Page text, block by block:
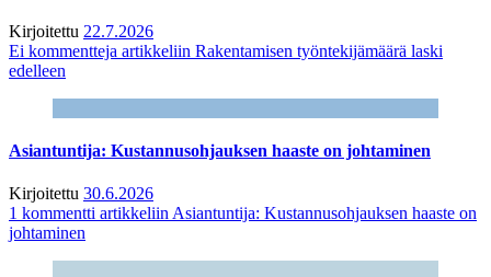
Kirjoitettu 22.7.2026
Ei kommentteja artikkeliin Rakentamisen työntekijämäärä laski
edelleen
Asiantuntija: Kustannusohjauksen haaste on johtaminen
Kirjoitettu 30.6.2026
1 kommentti artikkeliin Asiantuntija: Kustannusohjauksen haaste on
johtaminen